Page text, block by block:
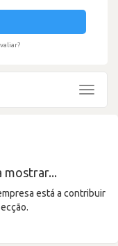
Toggle
mostrar...
está a contribuir